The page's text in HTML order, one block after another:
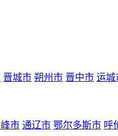
晋城市 朔州市 晋中市 运城
市 通辽市 鄂尔多斯市 呼